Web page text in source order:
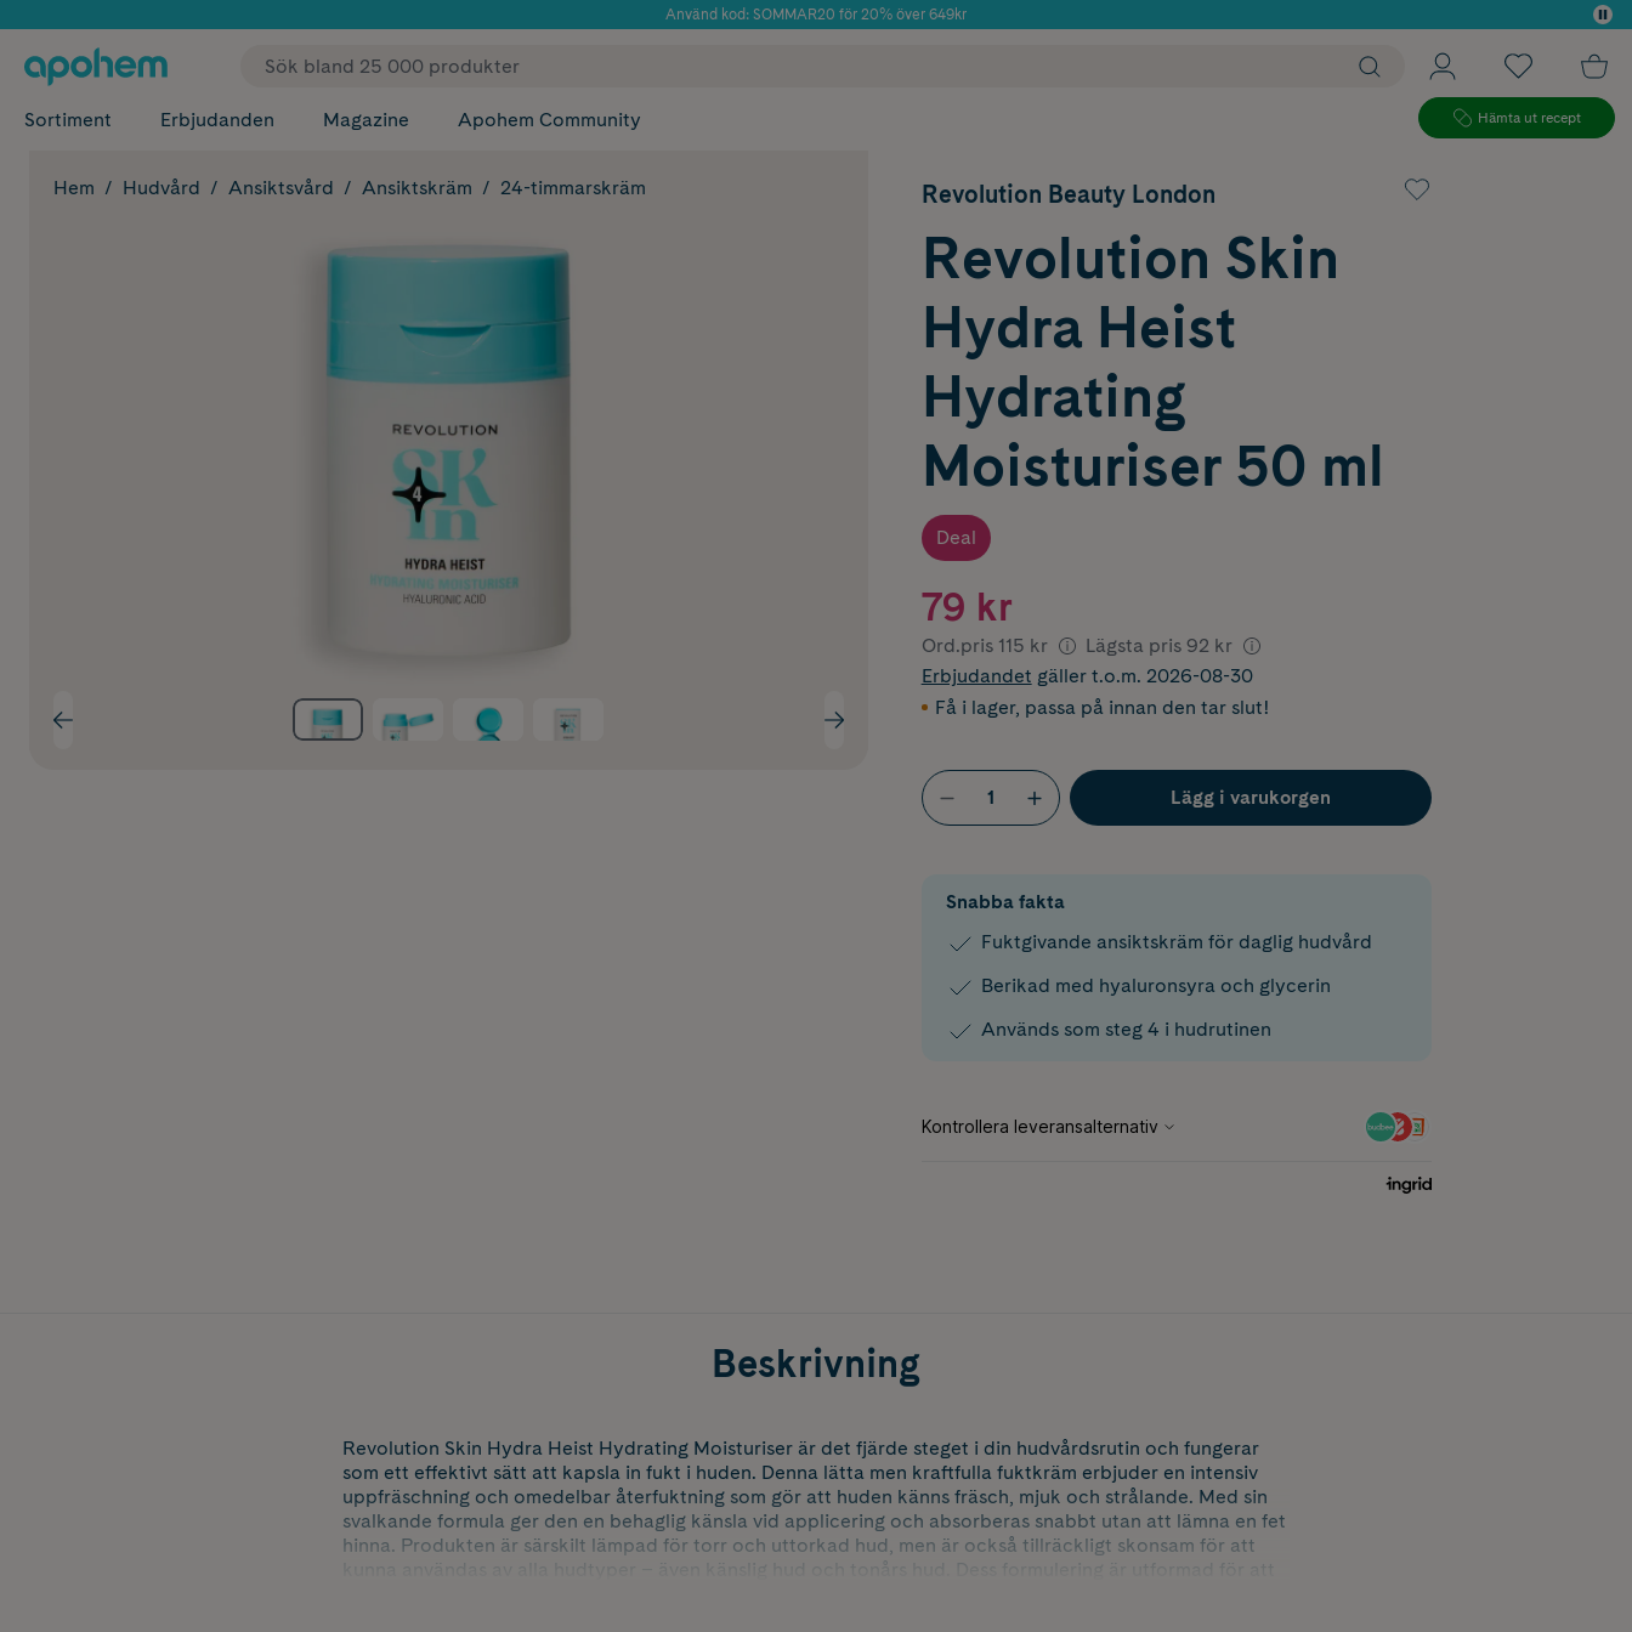
Använd kod: SOMMAR20 för 20% över 649kr
✓ Fri frakt
Sortiment Erbjudanden Magazine Apohem Community Hämta ut recept
Hem Hudvård Ansiktsvård Ansiktskräm 24-timmarskräm Revolution Beauty London
Revolution Skin
Hydra Heist
Hydrating
Moisturiser 50 ml
Deal
79 kr
Ord.pris 115 kr Lägsta pris 92 kr
Erbjudandet gäller t.o.m. 2026-08-30
Få i lager, passa på innan den tar slut!
Lägg i varukorgen
Snabba fakta
Fuktgivande ansiktskräm för daglig hudvård
Berikad med hyaluronsyra och glycerin
Används som steg 4 i hudrutinen
Beskrivning
Revolution Skin Hydra Heist Hydrating Moisturiser är det fjärde steget i din hudvårdsrutin och fungerar
som ett effektivt sätt att kapsla in fukt i huden. Denna lätta men kraftfulla fuktkräm erbjuder en intensiv
uppfräschning och omedelbar återfuktning som gör att huden känns fräsch, mjuk och strålande. Med sin
svalkande formula ger den en behaglig känsla vid applicering och absorberas snabbt utan att lämna en fet
hinna. Produkten är särskilt lämpad för torr och uttorkad hud, men är också tillräckligt skonsam för att
kunna användas av alla hudtyper – även känslig hud och tonårs hud. Dess formulering är utformad för att